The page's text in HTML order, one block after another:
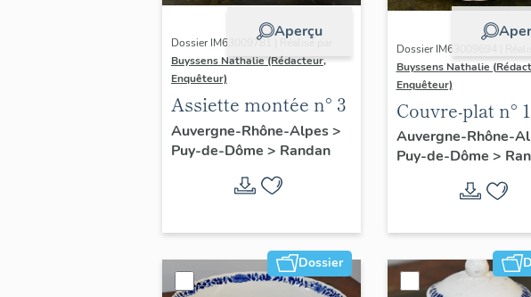
Aperçu
Dossier IM63009781 | Réalisé par
Buyssens Nathalie (Rédacteur,
Enquêteur)
Assiette montée n° 3
Auvergne-Rhône-Alpes>
Puy-de-Dôme > Randan
Dossier IM63009694 |
Buyssens Nathalie
Enquêteur)
Couvre-plat n° 1
Auvergne-Rhône-
Puy-de-Dôme >
Dossier